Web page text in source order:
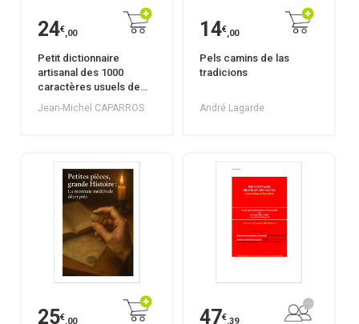
24€,00
Petit dictionnaire
artisanal des 1000
caractères usuels de
l'écriture chinoise
Jean-Michel CAPARROS
14€,00
Pels camins de las
tradicions
André Lagarde
25€,00 47€,39